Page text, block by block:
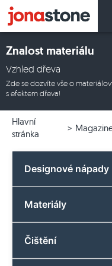
Znalost materiálu
Vzhled dřeva
Zde se dozvíte vše o
s efektem dřeva!
Hlavní
stránka
Designové nápady
Všechny designové
Koupelna
Materiály
Všechny materiály
Čedič
Čištění